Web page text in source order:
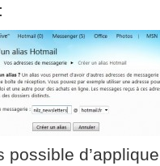
possible